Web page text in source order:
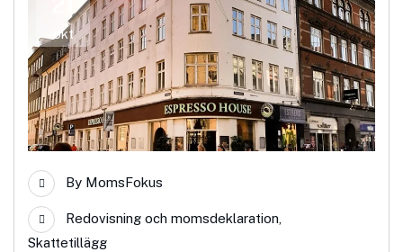
okt
By MomsFokus
Redovisning och momsdeklaration,
Skattetillägg